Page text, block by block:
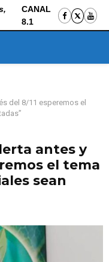
CANAL
8.1
del 8/11 esperemos el
antes y
el tema
sean